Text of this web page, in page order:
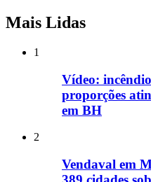
Mais Lidas
1
Vídeo:
proporções
em BH
2
Vendaval em